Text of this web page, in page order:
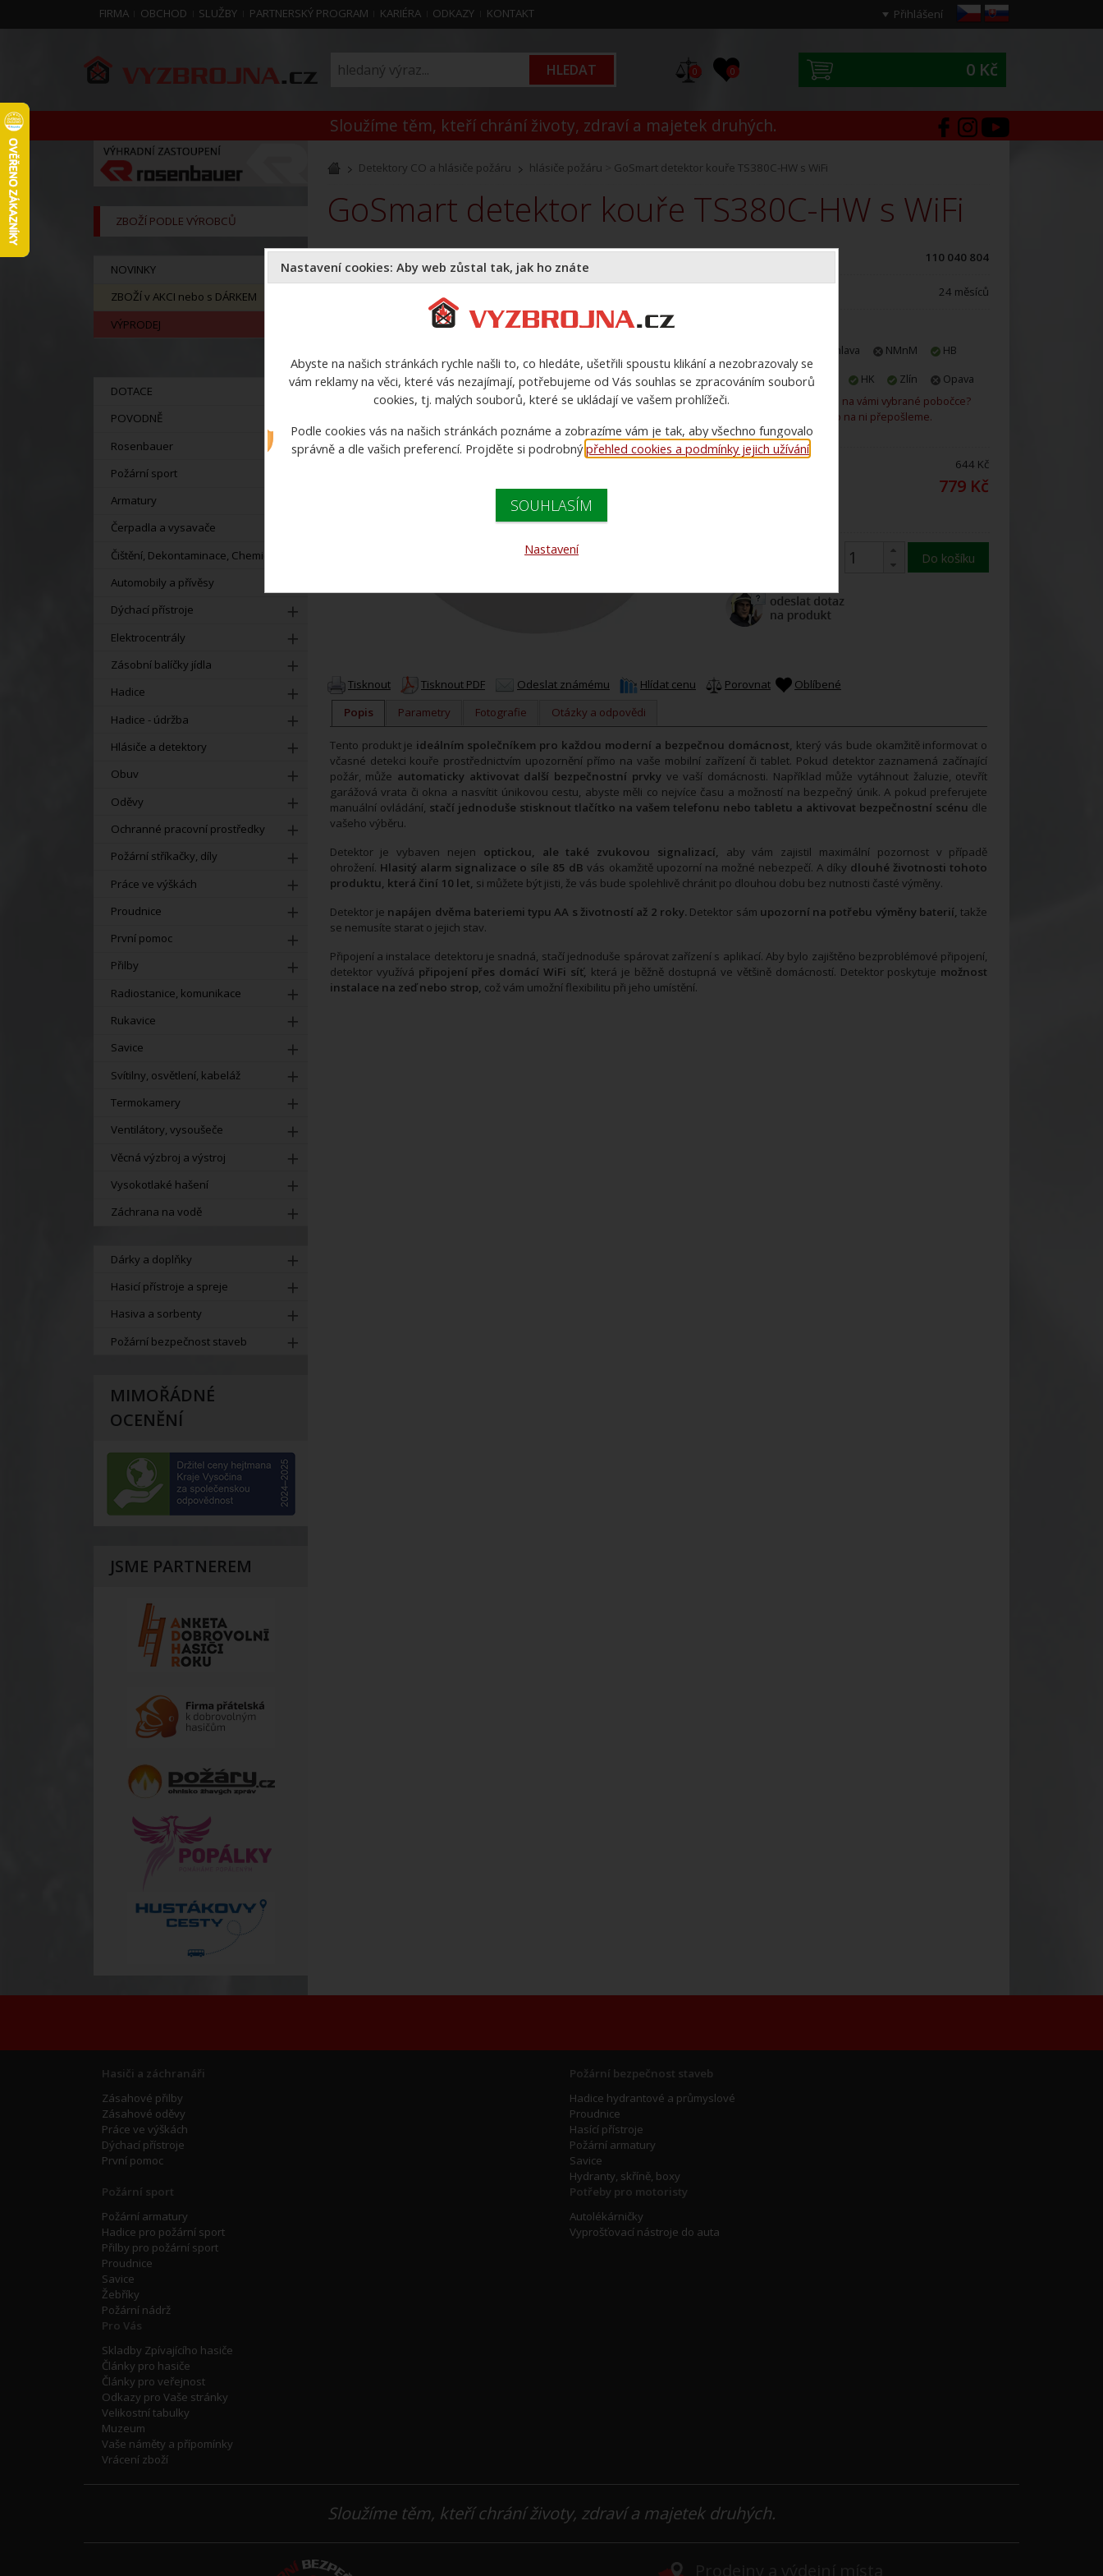
FIRMA OBCHOD SLUŽBY PARTNERSKÝ PROGRAM KARIÉRA ODKAZY KONTAKT Přihlášení
0 0 0 Kč
Sloužíme těm, kteří chrání životy, zdraví a majetek druhých.
ZBOŽÍ PODLE VÝROBCŮ
NOVINKY
ZBOŽÍ v AKCI nebo s DÁRKEM
VÝPRODEJ
DOTACE
POVODNĚ
Rosenbauer
Požární sport
Armatury
Čerpadla a vysavače
Čištění, Dekontaminace, Chemie
Automobily a přívěsy
Dýchací přístroje
Elektrocentrály
Zásobní balíčky jídla
Hadice
Hadice - údržba
Hlásiče a detektory
Obuv
Oděvy
Ochranné pracovní prostředky
Požární stříkačky, díly
Práce ve výškách
Proudnice
První pomoc
Přilby
Radiostanice, komunikace
Rukavice
Savice
Svítilny, osvětlení, kabeláž
Termokamery
Ventilátory, vysoušeče
Věcná výzbroj a výstroj
Vysokotlaké hašení
Záchrana na vodě
Dárky a doplňky
Hasicí přístroje a spreje
Hasiva a sorbenty
Požární bezpečnost staveb
MIMOŘÁDNÉ
OCENĚNÍ
JSME PARTNEREM
Detektory CO a hlásiče požáru hlásiče požáru GoSmart detektor kouře TS380C-HW s WiFi
GoSmart detektor kouře TS380C-HW s WiFi
110 040 804
24 měsíců
Jihlava NMnM
HB
Praha
Plzeň HK Zlín
Opava
Není zboží skladem na vámi vybrané pobočce?
Rádi vám ho na ni přepošleme.
644 Kč
779 Kč
Do košíku
Tisknout Tisknout PDF Odeslat známému Hlídat cenu Porovnat
Oblíbené
Popis
Parametry Fotografie Otázky a odpovědi
Tento produkt je ideálním společníkem pro každou moderní a bezpečnou domácnost, který vás bude okamžitě informovat o
včasné detekci kouře prostřednictvím upozornění přímo na vaše mobilní zařízení či tablet. Pokud detektor zaznamená začínající
požár, může automaticky aktivovat další bezpečnostní prvkyve vaší domácnosti. Například může vytáhnout žaluzie, otevřít
garážová vrata či okna a nasvítit únikovou cestu, abyste měli co nejvíce času a možností na bezpečný únik. A pokud preferujete
manuální ovládání, stačí jednoduše stisknout tlačítko na vašem telefonu nebo tabletu a aktivovat bezpečnostní scénu dle
vašeho výběru.
Detektor je vybaven nejen optickou, ale také zvukovou signalizací, aby vám zajistil maximální pozornost v případě
ohrožení. Hlasitý alarm signalizace o síle 85 dB vás okamžitě upozorní na možné nebezpečí. A díky dlouhé životnosti tohoto
produktu, která činí 10 let, si můžete být jisti, že vás bude spolehlivě chránit po dlouhou dobu bez nutnosti časté výměny.
Detektor je napájen dvěma bateriemi typu AA s životností až 2 roky. Detektor sám upozorní na potřebu výměny baterií,takže
se nemusíte starat o jejich stav.
Připojení a instalace detektoru je snadná, stačí jednoduše spárovat zařízení s aplikací. Aby bylo zajištěno bezproblémové připojení,
detektor využívá připojení přes domácí WiFi síť, která je běžně dostupná ve většině domácností. Detektor poskytuje možnost
instalace na zeď nebo strop, což vám umožní flexibilitu při jeho umístění.
Hasiči a záchranáři
Zásahové přilby
Zásahové oděvy
Práce ve výškách
Dýchací přístroje
První pomoc
Požární bezpečnost staveb
Hadice hydrantové a průmyslové
Proudnice
Hasící přístroje
Požární armatury
Savice
Hydranty, skříně, boxy
Požární sport
Požární armatury
Hadice pro požární sport
Přilby pro požární sport
Proudnice
Savice
Žebříky
Požární nádrž
Potřeby pro motoristy
Autolékárničky
Vyprošťovací nástroje do auta
Pro Vás
Skladby Zpívajícího hasiče
Články pro hasiče
Články pro veřejnost
Odkazy pro Vaše stránky
Velikostní tabulky
Muzeum
Vaše náměty a přípomínky
Vrácení zboží
Sloužíme těm, kteří chrání životy, zdraví a majetek druhých.
Nastavení cookies: Aby web zůstal tak, jak ho znáte
Abyste na našich stránkách rychle našli to, co hledáte, ušetřili spoustu klikání a nezobrazovaly se
vám reklamy na věci, které vás nezajímají, potřebujeme od Vás souhlas se zpracováním souborů
cookies, tj. malých souborů, které se ukládají ve vašem prohlížeči.
Podle cookies vás na našich stránkách poznáme a zobrazíme vám je tak, aby všechno fungovalo
správně a dle vašich preferencí. Projděte si podrobnýpřehled cookies a podmínky jejich užívání
SOUHLASÍM
Nastavení